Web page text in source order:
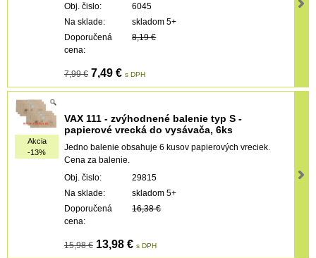
Obj. čislo:
6045
Na sklade:
skladom 5+
Doporučená
cena:
8,19 €
7,99 € 7,49 € s DPH
Akcia
-13%
VAX 111 - zvýhodnené balenie typ S -
papierové vrecká do vysávača, 6ks
Jedno balenie obsahuje 6 kusov papierových vreciek.
Cena za balenie.
Obj. čislo:
29815
Na sklade:
skladom 5+
Doporučená
cena:
16,38 €
15,98 € 13,98 € s DPH